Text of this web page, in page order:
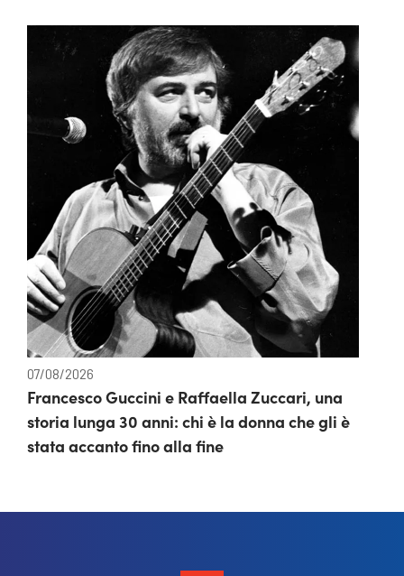
07/08/2026
Francesco Guccini e Raffaella Zuccari, una
storia lunga 30 anni: chi è la donna che gli è
stata accanto fino alla fine